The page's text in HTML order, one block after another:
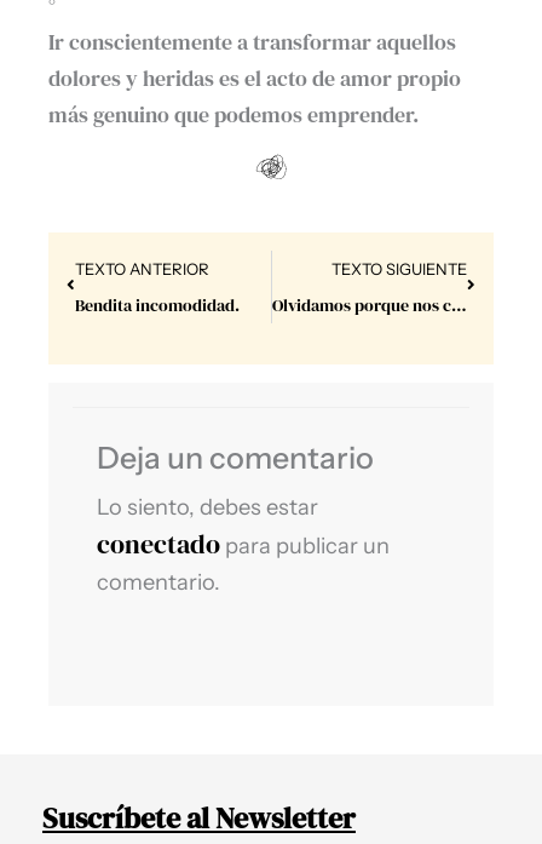
Ir conscientemente a transformar aquellos
dolores y heridas es el acto de amor propio
más genuino que podemos emprender.⁣
Prev
TEXTO ANTERIOR
Bendita incomodidad.
TEXTO SIGUIENTE
Olvidamos porque nos conviene.
Next
Deja un comentario
Lo siento, debes estar
conectado para publicar un
comentario.
Suscríbete al Newsletter